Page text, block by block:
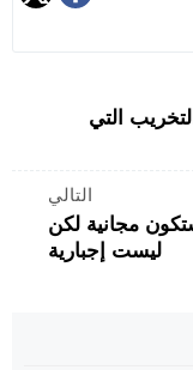
التي
التالي
مجانية لكن
ليست إجبارية